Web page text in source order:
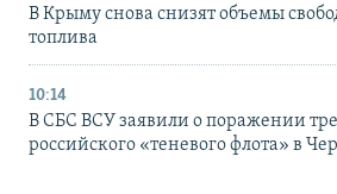
В Крыму снова снизят объемы
топлива
10:14
В СБС ВСУ заявили о поражении
российского «теневого флота» в